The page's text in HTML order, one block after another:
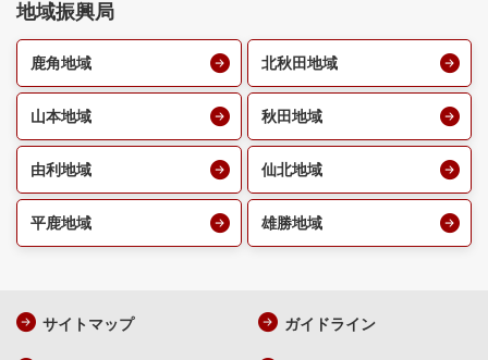
地域振興局
鹿角地域 北秋田地域
山本地域 秋田地域
由利地域 仙北地域
平鹿地域 雄勝地域
サイトマップ ガイドライン